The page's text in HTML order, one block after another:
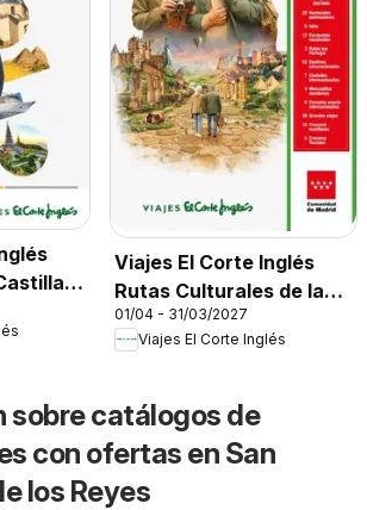
Viajes El Corte Inglés
Rutas Culturales de la
Comunidad de Madrid
01/04 - 31/03/2027
Viajes El Corte Inglés
sobre catálogos de
con ofertas en San
los Reyes